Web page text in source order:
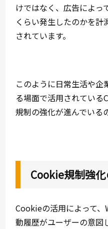
けではなく、広告によっ
くらい発生したのかを
されています。
このように日常生活や企
る場面で活用されてい
規制の強化が進んでいる
Cookie規制強
Cookieの活用によって
動履歴がユーザーの意図